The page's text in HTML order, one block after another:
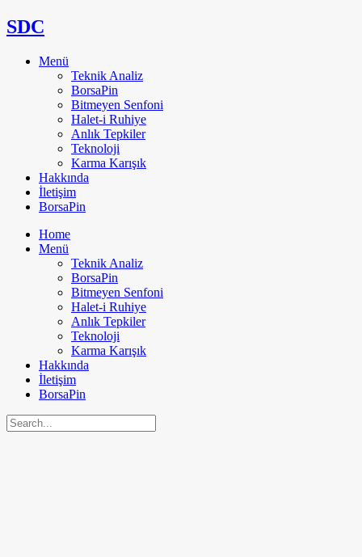
SDC
Menü
Teknik Analiz
BorsaPin
Bitmeyen Senfoni
Halet-i Ruhiye
Anlık Tepkiler
Teknoloji
Karma Karışık
Hakkında
İletişim
BorsaPin
Home
Menü
Teknik Analiz
BorsaPin
Bitmeyen Senfoni
Halet-i Ruhiye
Anlık Tepkiler
Teknoloji
Karma Karışık
Hakkında
İletişim
BorsaPin